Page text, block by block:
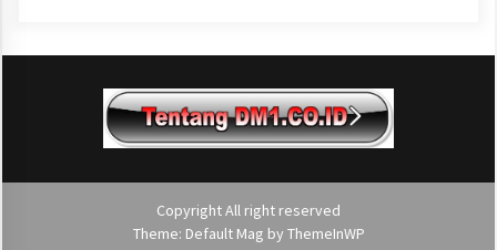
Copyright All right reserved
Theme: Default Mag by ThemeInWP